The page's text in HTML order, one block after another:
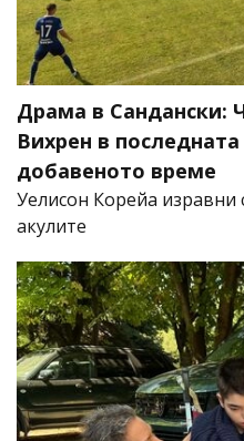
Драма в Сандански:
Вихрен в
добавеното време
Уелисон Корейа изравни
акулите